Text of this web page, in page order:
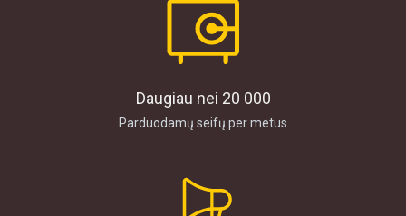
Daugiau nei 20 000
Parduodamų seifų per metus